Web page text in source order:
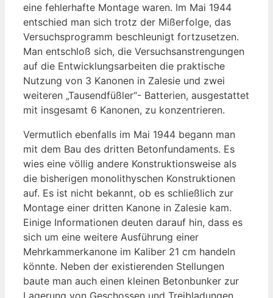
eine fehlerhafte Montage waren. Im Mai 1944
entschied man sich trotz der Mißerfolge, das
Versuchsprogramm beschleunigt fortzusetzen.
Man entschloß sich, die Versuchsanstrengungen
auf die Entwicklungsarbeiten die praktische
Nutzung von 3 Kanonen in Zalesie und zwei
weiteren „Tausendfüßler“- Batterien, ausgestattet
mit insgesamt 6 Kanonen, zu konzentrieren.
Vermutlich ebenfalls im Mai 1944 begann man
mit dem Bau des dritten Betonfundaments. Es
wies eine völlig andere Konstruktionsweise als
die bisherigen monolithyschen Konstruktionen
auf. Es ist nicht bekannt, ob es schließlich zur
Montage einer dritten Kanone in Zalesie kam.
Einige Informationen deuten darauf hin, dass es
sich um eine weitere Ausführung einer
Mehrkammerkanone im Kaliber 21 cm handeln
könnte. Neben der existierenden Stellungen
baute man auch einen kleinen Betonbunker zur
Lagerung von Geschossen und Treibladungen.